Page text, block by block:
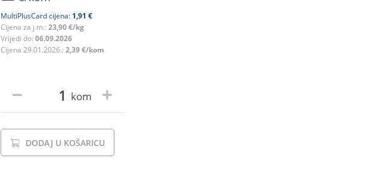
MultiPlusCard cijena: 1,91 €
Cijena za j.m.: 23,90 €/kg
Vrijedi do: 06.09.2026
Cijena 29.01.2026.: 2,39 €/kom
kom
DODAJ U KOŠARICU